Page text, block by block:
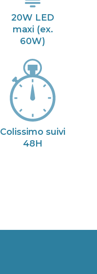
20W LED
maxi (ex.
60W)
Colissimo suivi
48H